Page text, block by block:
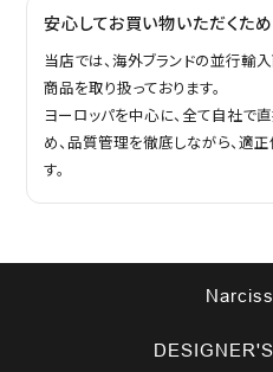
安心してお買い物いただくた
当店では、海外ブランドの並行輸
商品を取り扱っております。
ヨーロッパを中心に、全て自社で
め、品質管理を徹底しながら、適
す。